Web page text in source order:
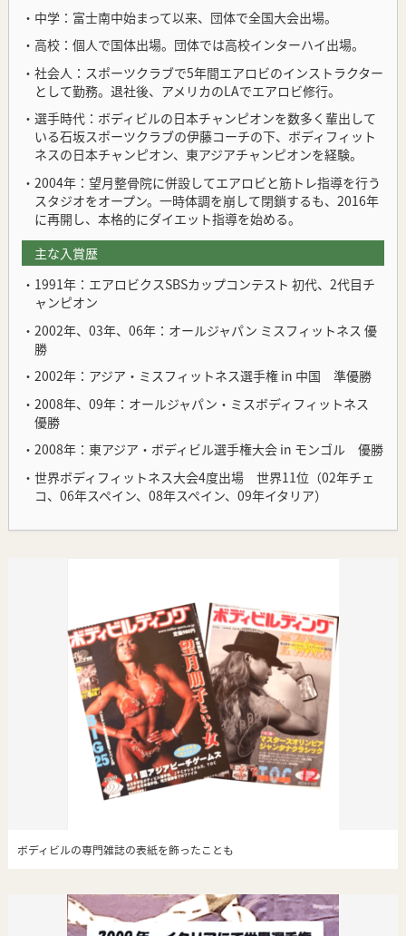
・中学：富士南中始まって以来、団体で全国大会出場。
・高校：個人で国体出場。団体では高校インターハイ出場。
・社会人：スポーツクラブで5年間エアロビのインストラクター
として勤務。退社後、アメリカのLAでエアロビ修行。
・選手時代：ボディビルの日本チャンピオンを数多く輩出して
いる石坂スポーツクラブの伊藤コーチの下、ボディフィット
ネスの日本チャンピオン、東アジアチャンピオンを経験。
・2004年：望月整骨院に併設してエアロビと筋トレ指導を行う
スタジオをオープン。一時体調を崩して閉鎖するも、2016年
に再開し、本格的にダイエット指導を始める。
主な入賞歴
・1991年：エアロビクスSBSカップコンテスト 初代、2代目チ
ャンピオン
・2002年、03年、06年：オールジャパン ミスフィットネス 優
勝
・2002年：アジア・ミスフィットネス選手権 in 中国 準優勝
・2008年、09年：オールジャパン・ミスボディフィットネス
優勝
・2008年：東アジア・ボディビル選手権大会 in モンゴル 優勝
・世界ボディフィットネス大会4度出場 世界11位（02年チェ
コ、06年スペイン、08年スペイン、09年イタリア）
ボディビルの専門雑誌の表紙を飾ったことも